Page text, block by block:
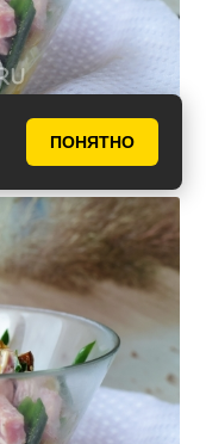
ПОНЯТНО